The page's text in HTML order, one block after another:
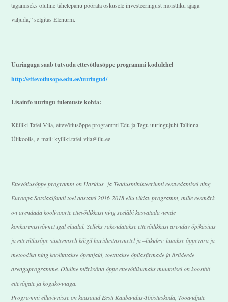
tagamiseks oluline tähelepanu pöörata oskusele investeeringust mõistliku ajaga
väljuda,” selgitas Elenurm.
Uuringuga saab tutvuda ettevõtlusõppe programmi kodulehel
http://ettevotlusope.edu.ee/uuringud/
Lisainfo uuringu tulemuste kohta:
Külliki Tafel-Viia, ettevõtlusõppe programmi Edu ja Tegu uuringujuht Tallinna
Ülikoolis, e-mail: kylliki.tafel-viia@tlu.ee.
Ettevõtlusõppe programm on Haridus- ja Teadusministeeriumi eestvedamisel ning
Euroopa Sotsiaalfondi toel aastatel 2016-2018 ellu viidav programm, mille eesmärk
on arendada koolinoorte ettevõtlikkust ning seeläbi kasvatada nende
konkurentsivõimet igal elualal. Selleks rakendatakse ettevõtlikkust arendav õpikäsitus
ja ettevõtlusõpe süsteemselt kõigil haridustasemetel ja –liikides: luuakse õppevara ja
metoodika ning koolitatakse õpetajaid, toetatakse õpilasfirmade ja äriideede
arenguprogramme. Oluline märksõna õppe ettevõtlikumaks muutmisel on koostöö
ettevõtjate ja kogukonnaga.
Programmi elluviimisse on kaasatud Eesti Kaubandus-Tööstuskoda, Tööandjate